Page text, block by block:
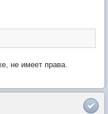
не имеет права.